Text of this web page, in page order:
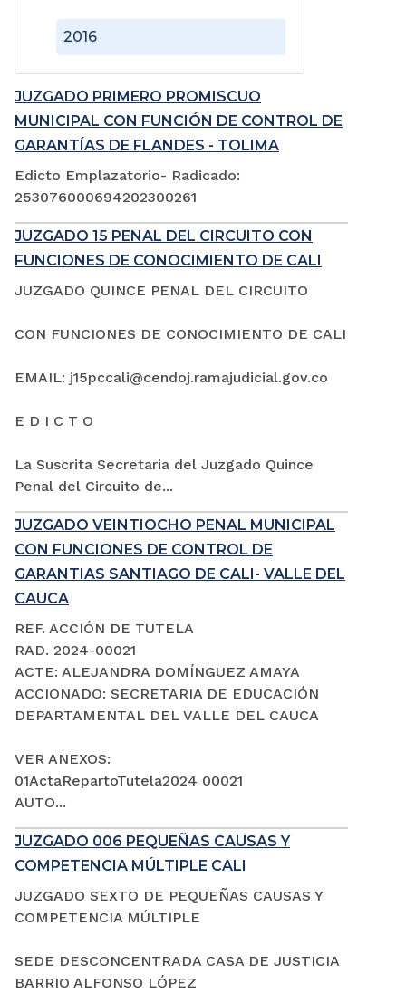
2016
JUZGADO PRIMERO PROMISCUO
MUNICIPAL CON FUNCIÓN DE CONTROL DE
GARANTÍAS DE FLANDES - TOLIMA
Edicto Emplazatorio- Radicado:
253076000694202300261
JUZGADO 15 PENAL DEL CIRCUITO CON
FUNCIONES DE CONOCIMIENTO DE CALI
JUZGADO QUINCE PENAL DEL CIRCUITO
CON FUNCIONES DE CONOCIMIENTO DE CALI
EMAIL: j15pccali@cendoj.ramajudicial.gov.co
E D I C T O
La Suscrita Secretaria del Juzgado Quince
Penal del Circuito de...
JUZGADO VEINTIOCHO PENAL MUNICIPAL
CON FUNCIONES DE CONTROL DE
GARANTIAS SANTIAGO DE CALI- VALLE DEL
CAUCA
REF. ACCIÓN DE TUTELA
RAD. 2024-00021
ACTE: ALEJANDRA DOMÍNGUEZ AMAYA
ACCIONADO: SECRETARIA DE EDUCACIÓN
DEPARTAMENTAL DEL VALLE DEL CAUCA
VER ANEXOS:
01ActaRepartoTutela2024 00021
AUTO...
JUZGADO 006 PEQUEÑAS CAUSAS Y
COMPETENCIA MÚLTIPLE CALI
JUZGADO SEXTO DE PEQUEÑAS CAUSAS Y
COMPETENCIA MÚLTIPLE
SEDE DESCONCENTRADA CASA DE JUSTICIA
BARRIO ALFONSO LÓPEZ